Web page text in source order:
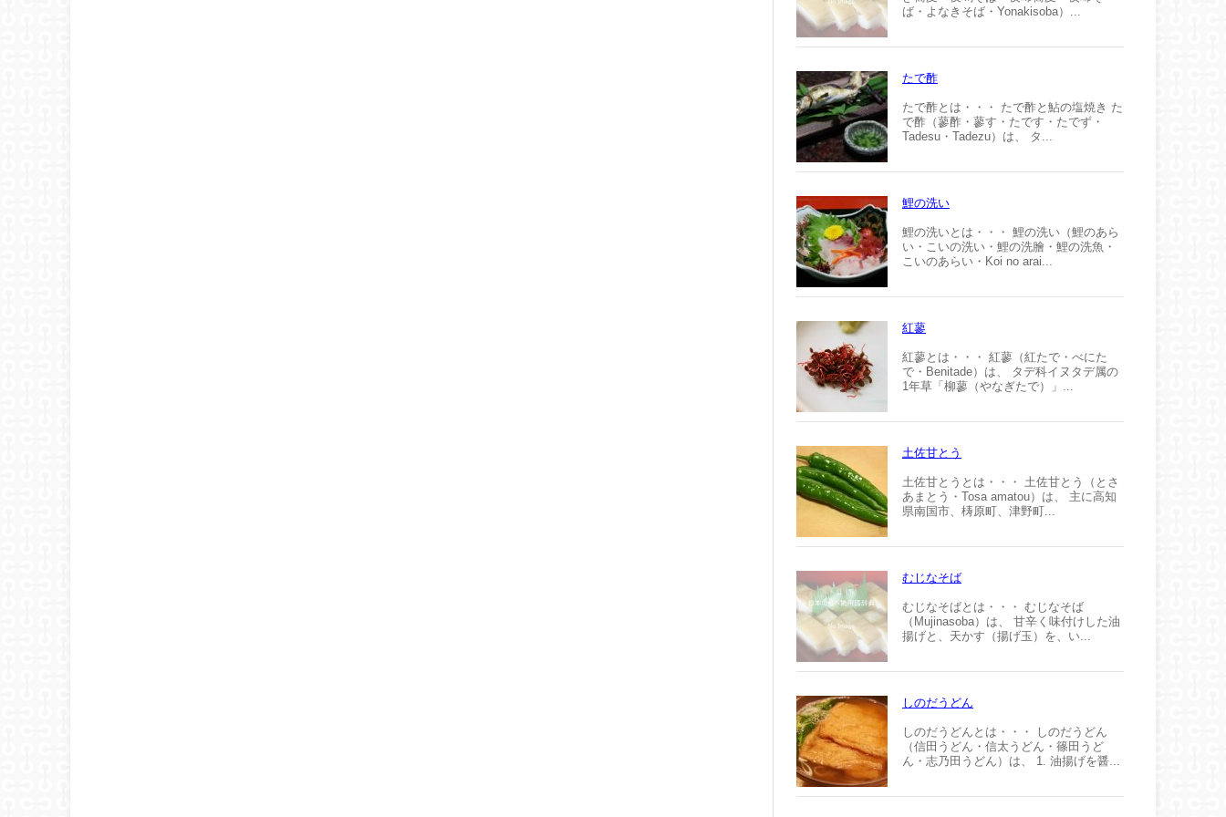
ば・よなきそば・Yonakisoba）...
たで酢
たで酢とは・・・ たで酢と鮎の塩焼き た
で酢（蓼酢・蓼す・たです・たでず・
Tadesu・Tadezu）は、 タ...
鯉の洗い
鯉の洗いとは・・・ 鯉の洗い（鯉のあら
い・こいの洗い・鯉の洗膾・鯉の洗魚・
こいのあらい・Koi no arai...
紅蓼
紅蓼とは・・・ 紅蓼（紅たで・べにた
で・Benitade）は、 タデ科イヌタデ属の
1年草「柳蓼（やなぎたで）」...
土佐甘とう
土佐甘とうとは・・・ 土佐甘とう（とさ
あまとう・Tosa amatou）は、 主に高知
県南国市、梼原町、津野町...
むじなそば
むじなそばとは・・・ むじなそば
（Mujinasoba）は、 甘辛く味付けした油
揚げと、天かす（揚げ玉）を、い...
しのだうどん
しのだうどんとは・・・ しのだうどん
（信田うどん・信太うどん・篠田うど
ん・志乃田うどん）は、 1. 油揚げを醤...